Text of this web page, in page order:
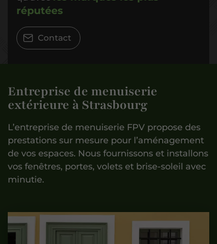
réputées
Contact
Entreprise de menuiserie
extérieure à Strasbourg
L’entreprise de menuiserie FPV propose des
prestations sur mesure pour l’aménagement
de vos espaces. Nous fournissons et installons
vos fenêtres, portes, volets et brise-soleil avec
minutie.